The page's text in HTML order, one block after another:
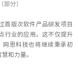
部分）
首版次软件产品研发项目
行业的应用。这不仅提升
网思科技也将继续秉承初
和力量。